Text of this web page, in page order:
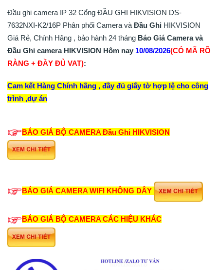
Đầu ghi camera IP 32 Cổng ĐẦU GHI HIKVISION DS-
7632NXI-K2/16P Phân phối Camera và Đầu Ghi HIKVISION
Giá Rẻ, Chính Hãng , bảo hành 24 tháng Báo Giá Camera và
Đầu Ghi camera HIKVISION Hôm nay 10/08/2026(CÓ MÃ RÕ
RÀNG + ĐẦY ĐỦ VAT):
Cam kết Hàng Chính hãng , đầy đủ giấy tờ hợp lệ cho công
trình ,dự án
BÁO GIÁ BỘ CAMERA Đầu Ghi HIKVISION
BÁO GIÁ CAMERA WIFI KHÔNG DÂY
BÁO GIÁ BỘ CAMERA CÁC HIỆU KHÁC